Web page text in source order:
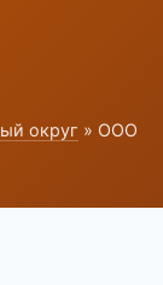
округ » ООО